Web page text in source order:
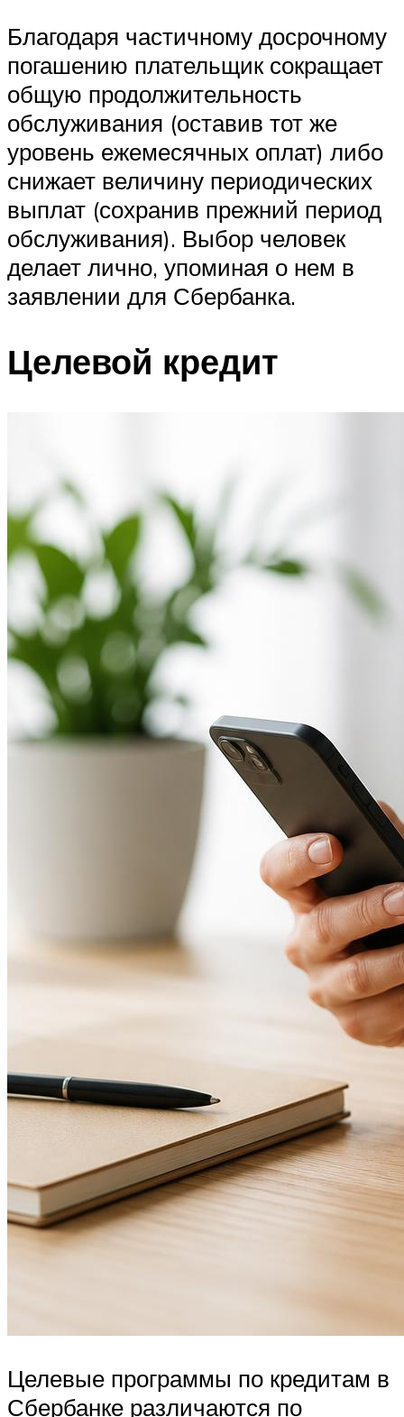
Благодаря частичному досрочному
погашению плательщик сокращает
общую продолжительность
обслуживания (оставив тот же
уровень ежемесячных оплат) либо
снижает величину периодических
выплат (сохранив прежний период
обслуживания). Выбор человек
делает лично, упоминая о нем в
заявлении для Сбербанка.
Целевой кредит
Целевые программы по кредитам в
Сбербанке различаются по